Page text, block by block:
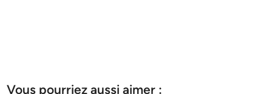
Vous pourriez aussi aimer :